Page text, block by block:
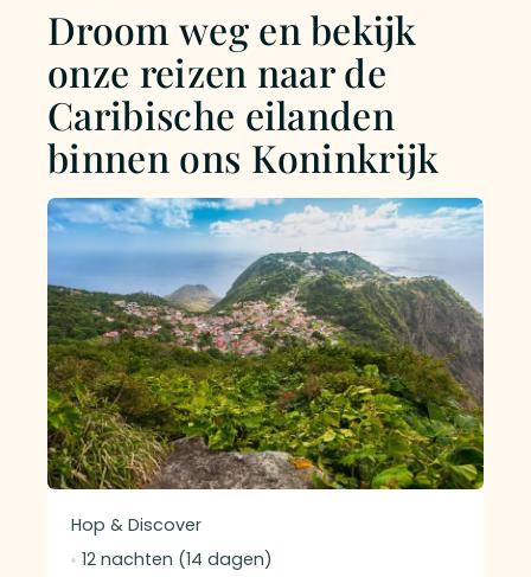
Droom weg en bekijk
onze reizen naar de
Caribische eilanden
binnen ons Koninkrijk
Hop & Discover
12 nachten (14 dagen)